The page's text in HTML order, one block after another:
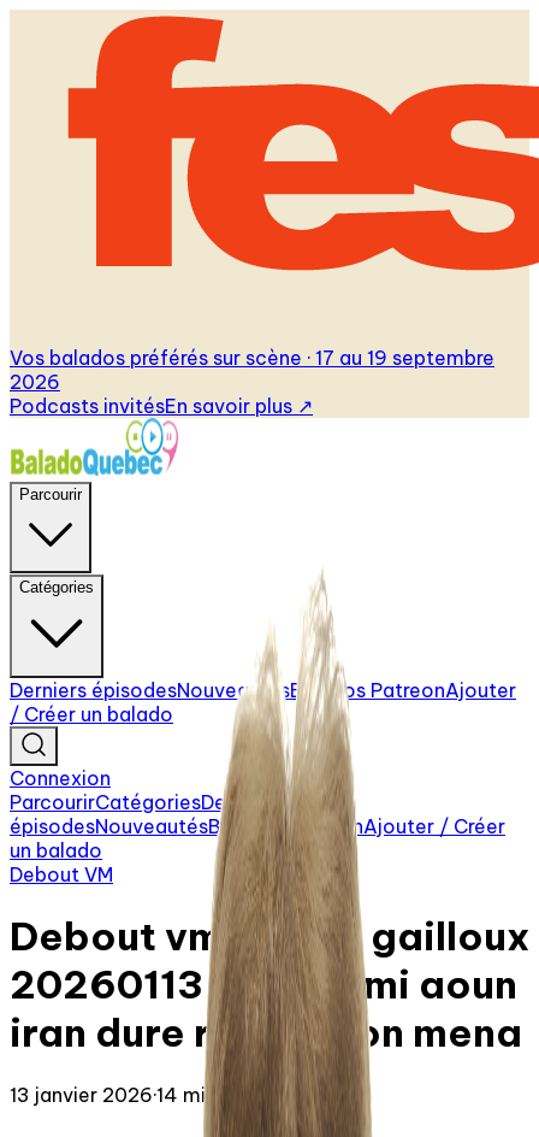
Vos balados préférés sur scène · 17 au 19 septembre
2026
Podcasts invitésEn savoir plus ↗
Parcourir
Catégories
Derniers épisodesNouveautésBalados PatreonAjouter
/ Créer un balado
Connexion
ParcourirCatégoriesDerniers
épisodesNouveautésBalados PatreonAjouter / Créer
un balado
Debout VM
Debout vm michel gailloux
20260113 0810 sami aoun
iran dure repression mena
13 janvier 2026·14 min